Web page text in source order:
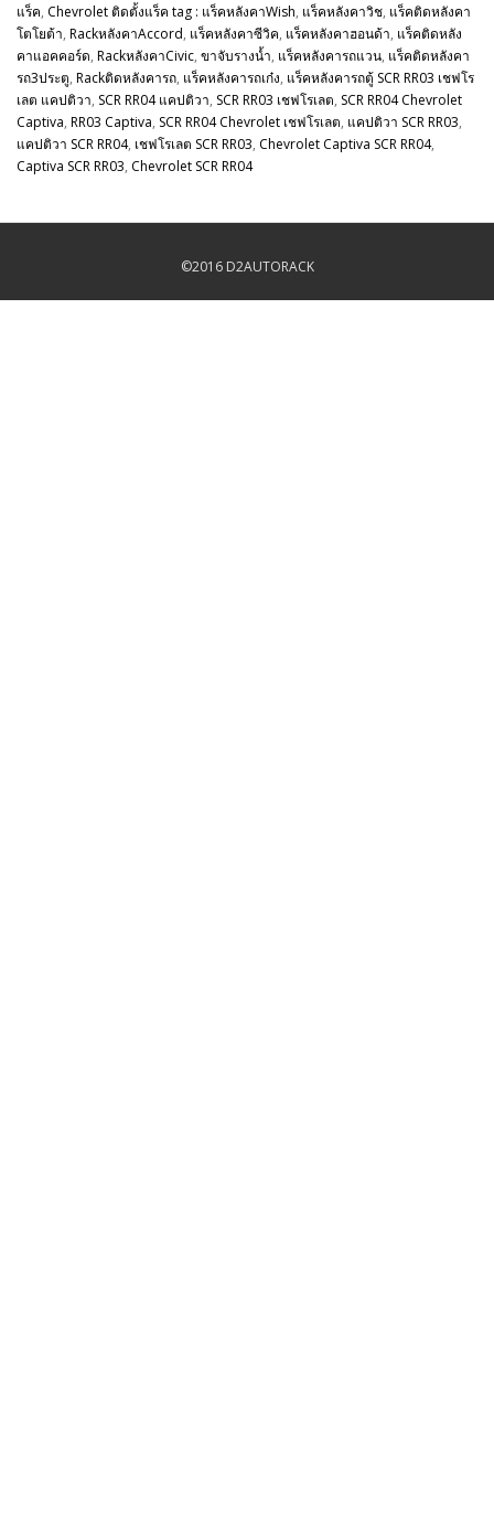
แร็ค, Chevrolet ติดตั้งแร็ค tag : แร็คหลังคาWish, แร็คหลังคาวิช, แร็คติดหลังคา
โตโยต้า, RackหลังคาAccord, แร็คหลังคาซีวิค, แร็คหลังคาฮอนด้า, แร็คติดหลัง
คาแอคคอร์ด, RackหลังคาCivic, ขาจับรางน้ำ, แร็คหลังคารถแวน, แร็คติดหลังคา
รถ3ประตู, Rackติดหลังคารถ, แร็คหลังคารถเก๋ง, แร็คหลังคารถตู้ SCR RR03 เชฟโร
เลต แคปติวา, SCR RR04 แคปติวา, SCR RR03 เชฟโรเลต, SCR RR04 Chevrolet
Captiva, RR03 Captiva, SCR RR04 Chevrolet เชฟโรเลต, แคปติวา SCR RR03,
แคปติวา SCR RR04, เชฟโรเลต SCR RR03, Chevrolet Captiva SCR RR04,
Captiva SCR RR03, Chevrolet SCR RR04
©2016 D2AUTORACK